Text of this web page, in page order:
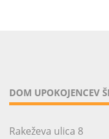
DOM UPOKOJENCEV
Rakeževa ulica 8